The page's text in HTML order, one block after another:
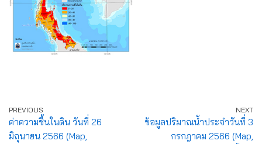
PREVIOUS
ค่าความชื้นในดิน วันที่ 26
มิถุนายน 2566 (Map,
NEXT
ข้อมูลปริมาณน้ำประจำวันที่ 3
กรกฎาคม 2566 (Map,